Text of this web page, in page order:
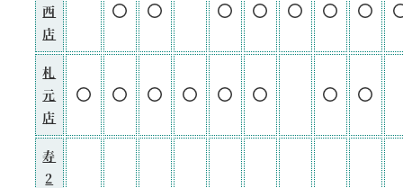
西
店
札
元
店
寿
2